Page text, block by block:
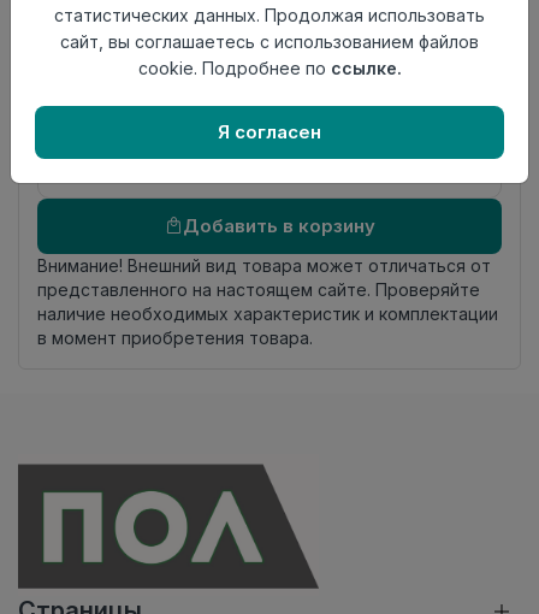
АктуальностьАктуален
Страна
происхождения
Россия
17.0 пог. м
Добавить в корзину
Внимание! Внешний вид товара может отличаться от
представленного на настоящем сайте. Проверяйте
наличие необходимых характеристик и комплектации
в момент приобретения товара.
статистических данных. Продолжая использовать
сайт, вы соглашаетесь с использованием файлов
cookie. Подробнее по ссылке.
Я согласен